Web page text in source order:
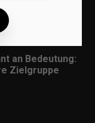
an Bedeutung:
Zielgruppe